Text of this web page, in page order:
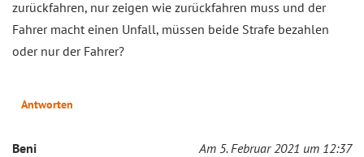
zurückfahren, nur zeigen wie zurückfahren muss und der
Fahrer macht einen Unfall, müssen beide Strafe bezahlen
oder nur der Fahrer?
Antworten
Beni Am 5. Februar 2021 um 12:37